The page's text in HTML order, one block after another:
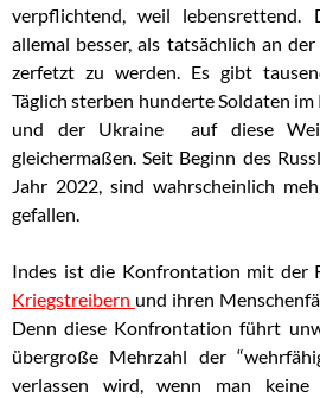
verpflichtend, weil lebensrettend.
allemal besser, als tatsächlich an
zerfetzt zu werden. Es gibt
Täglich sterben hunderte Soldaten im
und der Ukraine auf diese
gleichermaßen. Seit Beginn des
Jahr 2022, sind wahrscheinlich
gefallen.
Indes ist die Konfrontation mit der
Kriegstreibern und ihren
Denn diese Konfrontation führt
übergroße Mehrzahl der
verlassen wird, wenn man keine